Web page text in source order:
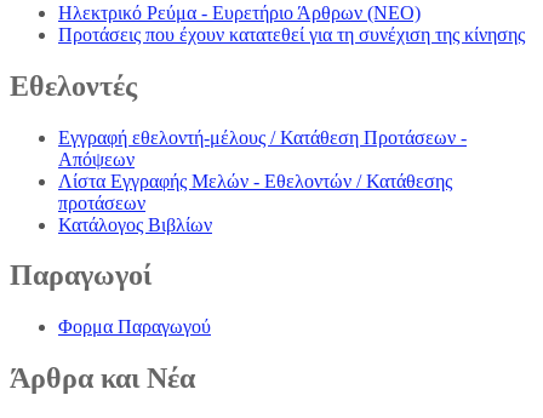
Ηλεκτρικό Ρεύμα - Ευρετήριο Άρθρων (NEO)
Προτάσεις που έχουν κατατεθεί για τη συνέχιση της κίνησης
Εθελοντές
Εγγραφή εθελοντή-μέλους / Κατάθεση Προτάσεων -
Απόψεων
Λίστα Εγγραφής Μελών - Εθελοντών / Κατάθεσης
προτάσεων
Κατάλογος Βιβλίων
Παραγωγοί
Φορμα Παραγωγού
Άρθρα και Νέα